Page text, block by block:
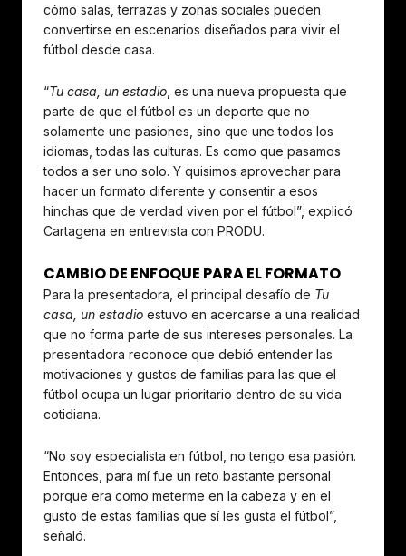
cómo salas, terrazas y zonas sociales pueden
convertirse en escenarios diseñados para vivir el
fútbol desde casa.
“Tu casa, un estadio , es una nueva propuesta que
parte de que el fútbol es un deporte que no
solamente une pasiones, sino que une todos los
idiomas, todas las culturas. Es como que pasamos
todos a ser uno solo. Y quisimos aprovechar para
hacer un formato diferente y consentir a esos
hinchas que de verdad viven por el fútbol”, explicó
Cartagena en entrevista con PRODU.
CAMBIO DE ENFOQUE PARA EL FORMATO
Para la presentadora, el principal desafío de Tu
casa, un estadio estuvo en acercarse a una realidad
que no forma parte de sus intereses personales. La
presentadora reconoce que debió entender las
motivaciones y gustos de familias para las que el
fútbol ocupa un lugar prioritario dentro de su vida
cotidiana.
“No soy especialista en fútbol, no tengo esa pasión.
Entonces, para mí fue un reto bastante personal
porque era como meterme en la cabeza y en el
gusto de estas familias que sí les gusta el fútbol”,
señaló.